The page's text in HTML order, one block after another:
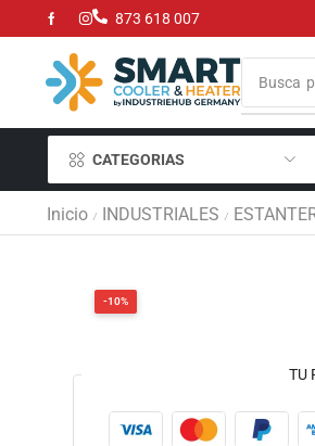
873 618 007
Busca
CATEGORIAS
Inicio / INDUSTRIALES /
-10%
TU